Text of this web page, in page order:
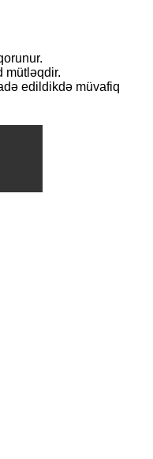
mütləqdir.
edildikdə müvafiq